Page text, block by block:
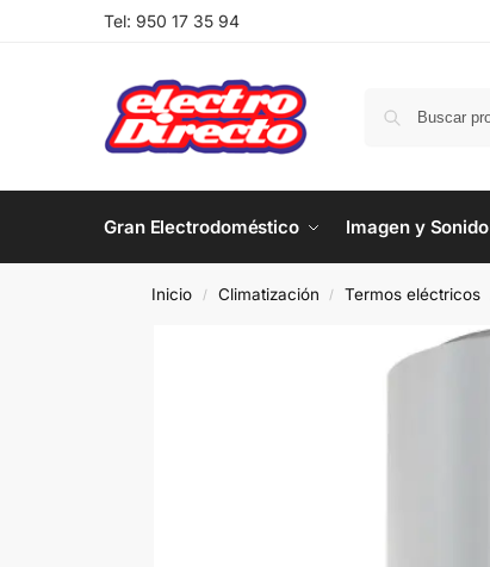
Tel: 950 17 35 94
Gran Electrodoméstico Imagen y Sonido
Inicio / Climatización / Termos eléctricos